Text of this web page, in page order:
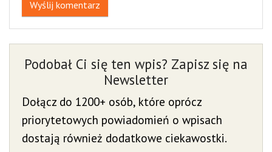
Wyślij komentarz
Podobał Ci się ten wpis? Zapisz się na
Newsletter
Dołącz do 1200+ osób, które oprócz
priorytetowych powiadomień o wpisach
dostają również dodatkowe ciekawostki.